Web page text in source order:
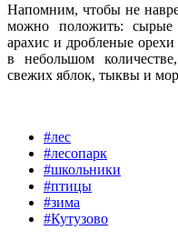
Напомним, чтобы не
можно положить:
арахис и дробленые
в небольшом
свежих яблок, тыквы и
#лес
#лесопарк
#школьники
#птицы
#зима
#Кутузово